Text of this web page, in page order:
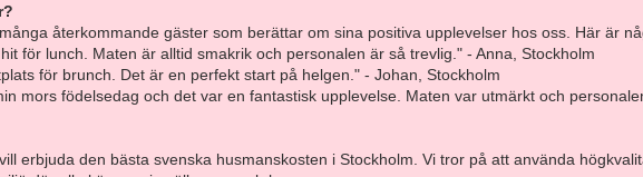
återkommande gäster som berättar om sina positiva upplevelser hos oss. Här är
för lunch. Maten är alltid smakrik och personalen är så trevlig." - Anna, Stockholm
för brunch. Det är en perfekt start på helgen." - Johan, Stockholm
mors födelsedag och det var en fantastisk upplevelse. Maten var utmärkt och
erbjuda den bästa svenska husmanskosten i Stockholm. Vi tror på att använda